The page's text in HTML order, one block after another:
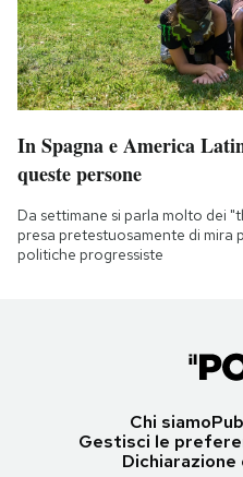
In Spagna e America
queste persone
Da settimane si parla molto dei
presa pretestuosamente di mira
politiche progressiste
Chi siamo
Gestisci le